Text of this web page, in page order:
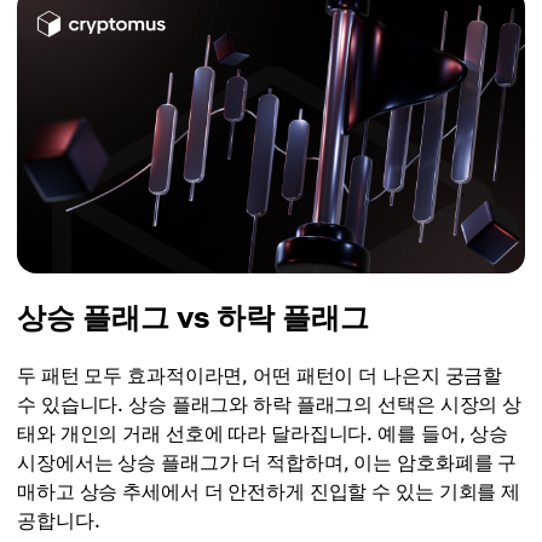
상승 플래그 vs 하락 플래그
두 패턴 모두 효과적이라면, 어떤 패턴이 더 나은지 궁금할
수 있습니다. 상승 플래그와 하락 플래그의 선택은 시장의 상
태와 개인의 거래 선호에 따라 달라집니다. 예를 들어, 상승
시장에서는 상승 플래그가 더 적합하며, 이는 암호화폐를 구
매하고 상승 추세에서 더 안전하게 진입할 수 있는 기회를 제
공합니다.